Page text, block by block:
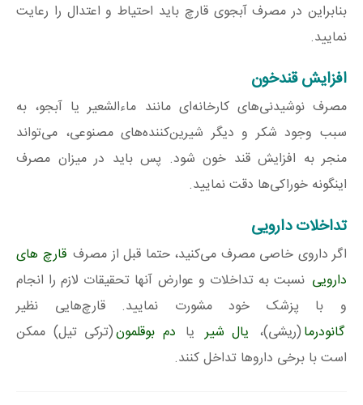
بنابراین در مصرف آبجوی قارچ باید احتیاط و اعتدال را رعایت
نمایید.
افزایش قندخون
مصرف نوشیدنی‌های کارخانه‌ای مانند ماءالشعیر یا آبجو، به
سبب وجود شکر و دیگر شیرین‌کننده‌های مصنوعی، می‌تواند
منجر به افزایش قند خون شود. پس باید در میزان مصرف
اینگونه خوراکی‌ها دقت نمایید.
تداخلات دارویی
اگر داروی خاصی مصرف می‌کنید، حتما قبل از مصرف قارچ های
دارویی نسبت به تداخلات و عوارض آنها تحقیقات لازم را انجام
و با پزشک خود مشورت نمایید. قارچ‌هایی نظیر
گانودرما(ریشی)، یال شیر یا دم بوقلمون(ترکی تیل) ممکن
است با برخی داروها تداخل کنند.